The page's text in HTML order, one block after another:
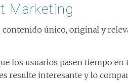
Marketing
contenido único, original y
los usuarios pasen tiempo en
resulte interesante y lo